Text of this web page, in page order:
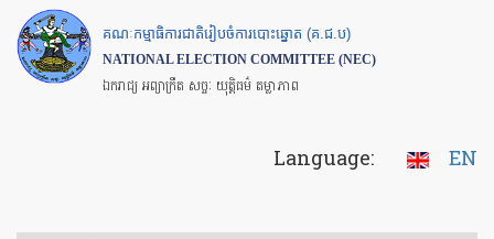
Skip
to
main
គណៈកម្មាធិការជាតិរៀបចំការបោះឆ្នោត (គ.ជ.ប)
NATIONAL ELECTION COMMITTEE (NEC)
ឯករាជ្យ អព្យាក្រឹត សច្ចៈ យុត្តិធម៌ តម្លាភាព
Language: EN